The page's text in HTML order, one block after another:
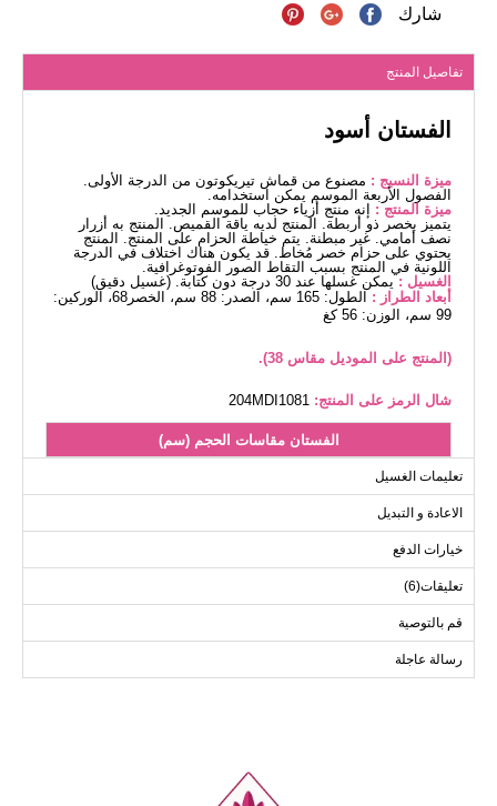
شارك
تفاصيل المنتج
الفستان أسود
ميزة النسيج : مصنوع من قماش تيريكوتون من الدرجة الأولى.
الفصول الأربعة الموسم يمكن استخدامه.
ميزة المنتج : إنه منتج أزياء حجاب للموسم الجديد.
يتميز بخصر ذو أربطة. المنتج لديه ياقة القميص. المنتج به أزرار
نصف أمامي. غير مبطنة. يتم خياطة الحزام على المنتج. المنتج
يحتوي على حزام خصر مُخاط. قد يكون هناك اختلاف في الدرجة
اللونية في المنتج بسبب التقاط الصور الفوتوغرافية.
الغسيل : يمكن غسلها عند 30 درجة دون كتابة. (غسيل دقيق)
أبعاد الطراز :
الطول: 165 سم، الصدر: 88 سم، الخصر68، الوركين:
99 سم، الوزن: 56 كغ
(المنتج على الموديل مقاس 38).
شال الرمز على المنتج:
الفستان مقاسات الحجم (سم)
الحجم
40
92
131
تعليمات الغسيل
الاعادة و التبديل
خيارات الدفع
تعليقات(6)
قم بالتوصية
رسالة عاجلة